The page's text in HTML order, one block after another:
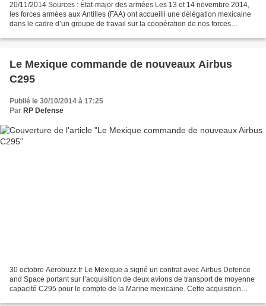
20/11/2014 Sources : État-major des armées Les 13 et 14 novembre 2014,
les forces armées aux Antilles (FAA) ont accueilli une délégation mexicaine
dans le cadre d’un groupe de travail sur la coopération de nos forces
Le Mexique commande de nouveaux Airbus
C295
Publié le 30/10/2014 à 17:25
Par RP Defense
30 octobre Aerobuzz.fr Le Mexique a signé un contrat avec Airbus Defence
and Space portant sur l’acquisition de deux avions de transport de moyenne
capacité C295 pour le compte de la Marine mexicaine. Cette acquisition